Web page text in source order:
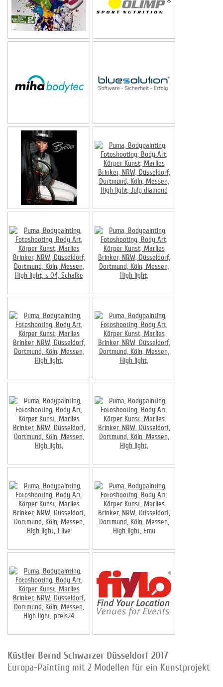
Küstler Bernd Schwarzer Düsseldorf 2017
Europa-Painting mit 2 Modellen für ein Kunstprojekt